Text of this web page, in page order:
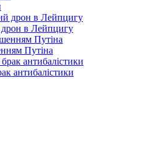
дрон в Лейпцигу
Путіна
антибалістики